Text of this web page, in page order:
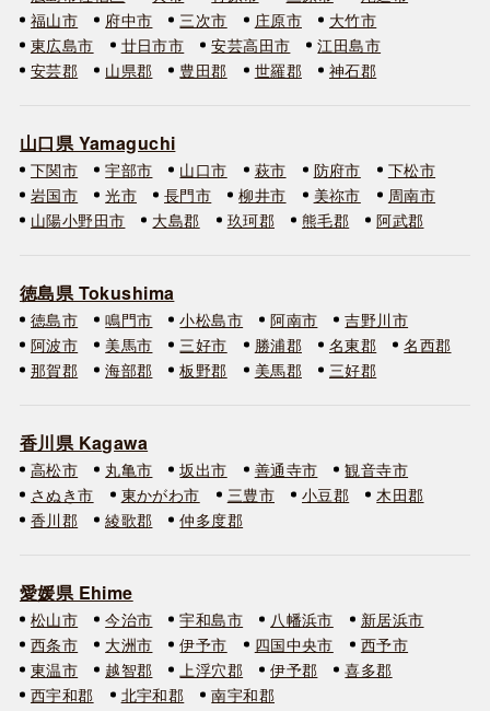
福山市
府中市 三次市 庄原市
大竹市
東広島市
廿日市市 安芸高田市
江田島市
安芸郡
山県郡 豊田郡 世羅郡 神石郡
山口県 Yamaguchi
下関市 宇部市 山口市 萩市 防府市
下松市
岩国市
光市 長門市 柳井市 美祢市
周南市
山陽小野田市
大島郡 玖珂郡 熊毛郡 阿武郡
徳島県 Tokushima
徳島市 鳴門市 小松島市 阿南市
吉野川市
阿波市
美馬市 三好市 勝浦郡 名東郡
名西郡
那賀郡
海部郡 板野郡 美馬郡 三好郡
香川県 Kagawa
高松市 丸亀市 坂出市 善通寺市
観音寺市
さぬき市
東かがわ市 三豊市 小豆郡
木田郡
香川郡
綾歌郡 仲多度郡
愛媛県 Ehime
松山市 今治市 宇和島市 八幡浜市
新居浜市
西条市
大洲市 伊予市 四国中央市
西予市
東温市
越智郡 上浮穴郡 伊予郡
喜多郡
西宇和郡
北宇和郡 南宇和郡